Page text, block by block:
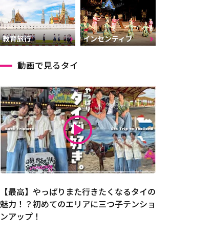
教育旅行 インセンティブ
動画で見るタイ
【最高】やっぱりまた行きたくなるタイの
魅力！？初めてのエリアに三つ子テンショ
ンアップ！